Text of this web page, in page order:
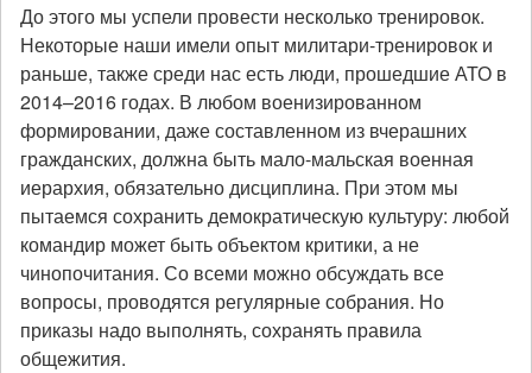
До этого мы успели провести несколько тренировок.
Некоторые наши имели опыт милитари-тренировок и
раньше, также среди нас есть люди, прошедшие АТО в
2014–2016 годах. В любом военизированном
формировании, даже составленном из вчерашних
гражданских, должна быть мало-мальская военная
иерархия, обязательно дисциплина. При этом мы
пытаемся сохранить демократическую культуру: любой
командир может быть объектом критики, а не
чинопочитания. Со всеми можно обсуждать все
вопросы, проводятся регулярные собрания. Но
приказы надо выполнять, сохранять правила
общежития.